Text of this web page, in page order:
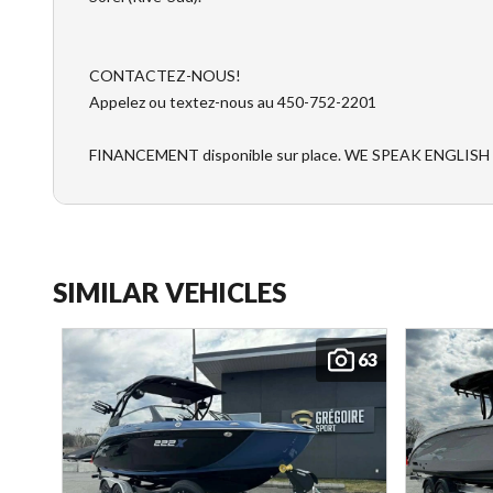
CONTACTEZ-NOUS!
Appelez ou textez-nous au 450-752-2201
FINANCEMENT disponible sur place. WE SPEAK ENGLISH
SIMILAR VEHICLES
63